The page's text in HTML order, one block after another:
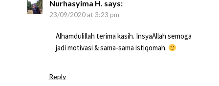
Nurhasyima H. says:
23/09/2020 at 3:23 pm
Alhamdulillah terima kasih. InsyaAllah semoga
jadi motivasi & sama-sama istiqomah.
Reply